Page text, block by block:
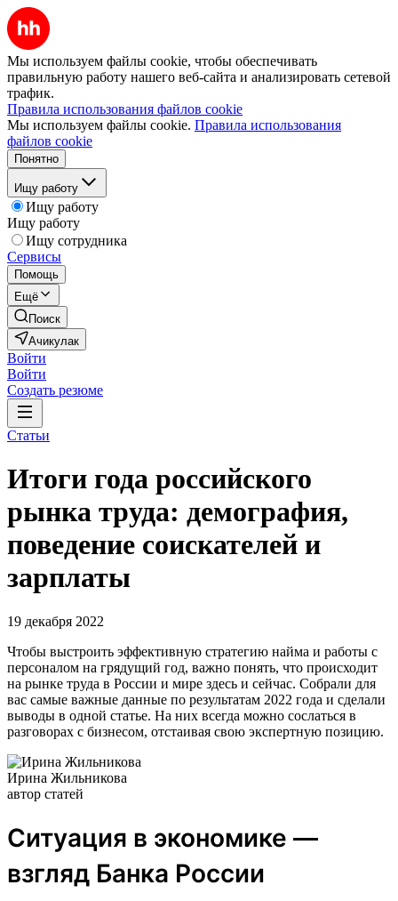
Мы используем файлы cookie, чтобы обеспечивать
правильную работу нашего веб-сайта и анализировать сетевой
трафик.
Правила использования файлов cookie
Мы используем файлы cookie. Правила использования
файлов cookie
Понятно
Ищу работу
Ищу работу
Ищу работу
Ищу сотрудника
Сервисы
Помощь
Ещё
Поиск
Ачикулак
Войти
Войти
Создать резюме
Статьи
Итоги года российского
рынка труда: демография,
поведение соискателей и
зарплаты
19 декабря 2022
Чтобы выстроить эффективную стратегию найма и работы с
персоналом на грядущий год, важно понять, что происходит
на рынке труда в России и мире здесь и сейчас. Собрали для
вас самые важные данные по результатам 2022 года и сделали
выводы в одной статье. На них всегда можно сослаться в
разговорах с бизнесом, отстаивая свою экспертную позицию.
Ирина Жильникова
автор статей
Ситуация в экономике —
взгляд Банка России